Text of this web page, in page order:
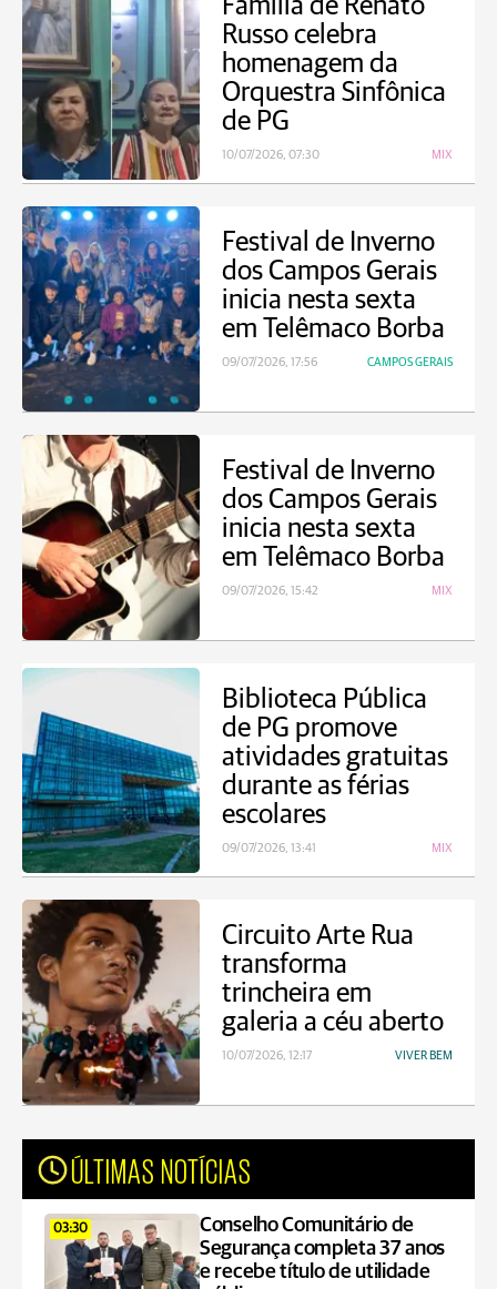
Família de Renato
Russo celebra
homenagem da
Orquestra Sinfônica
de PG
10/07/2026, 07:30 MIX
Festival de Inverno
dos Campos Gerais
inicia nesta sexta
em Telêmaco Borba
09/07/2026, 17:56 CAMPOS GERAIS
Festival de Inverno
dos Campos Gerais
inicia nesta sexta
em Telêmaco Borba
09/07/2026, 15:42 MIX
Biblioteca Pública
de PG promove
atividades gratuitas
durante as férias
escolares
09/07/2026, 13:41 MIX
Circuito Arte Rua
transforma
trincheira em
galeria a céu aberto
10/07/2026, 12:17 VIVER BEM
ÚLTIMAS NOTÍCIAS
03:30
Conselho Comunitário de
Segurança completa 37 anos
e recebe título de utilidade